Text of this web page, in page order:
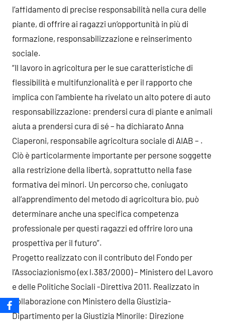
l’affidamento di precise responsabilità nella cura delle
piante, di offrire ai ragazzi un’opportunità in più di
formazione, responsabilizzazione e reinserimento
sociale.
“Il lavoro in agricoltura per le sue caratteristiche di
flessibilità e multifunzionalità e per il rapporto che
implica con l’ambiente ha rivelato un alto potere di auto
responsabilizzazione: prendersi cura di piante e animali
aiuta a prendersi cura di sé – ha dichiarato Anna
Ciaperoni, responsabile agricoltura sociale di AIAB – .
Ciò è particolarmente importante per persone soggette
alla restrizione della libertà, soprattutto nella fase
formativa dei minori. Un percorso che, coniugato
all’apprendimento del metodo di agricoltura bio, può
determinare anche una specifica competenza
professionale per questi ragazzi ed offrire loro una
prospettiva per il futuro”.
Progetto realizzato con il contributo del Fondo per
l’Associazionismo (ex l.383/2000) – Ministero del Lavoro
e delle Politiche Sociali -Direttiva 2011. Realizzato in
collaborazione con Ministero della Giustizia-
Dipartimento per la Giustizia Minorile: Direzione